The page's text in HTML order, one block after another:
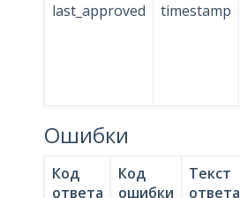
last_approved
timestamp
Ошибки
Код
ответа
Код
ошибки
Текст
ответа